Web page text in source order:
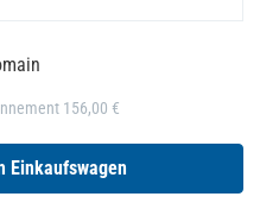
156,00 €
Einkaufswagen